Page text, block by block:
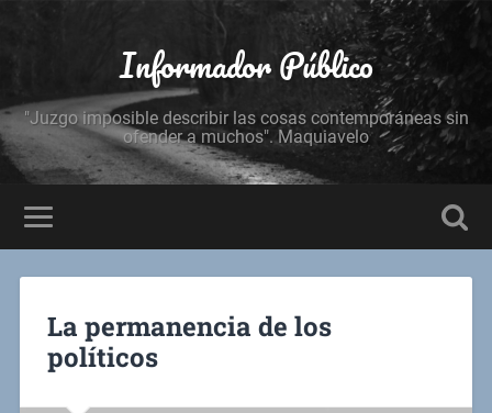
Informador Público
"Juzgo imposible describir las cosas contemporáneas sin
ofender a muchos". Maquiavelo
La permanencia de los
políticos